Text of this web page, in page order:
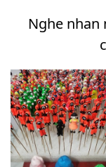
Nghe nhan